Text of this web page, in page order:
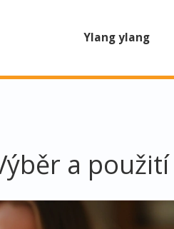
Ylang ylang
a použití